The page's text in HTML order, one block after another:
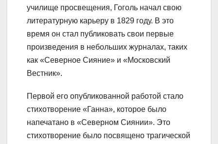
училище просвещения, Гоголь начал свою
литературную карьеру в 1829 году. В это
время он стал публиковать свои первые
произведения в небольших журналах, таких
как «Северное Сияние» и «Московский
Вестник».
Первой его опубликованной работой стало
стихотворение «Ганна», которое было
напечатано в «Северном Сиянии». Это
стихотворение было посвящено трагической